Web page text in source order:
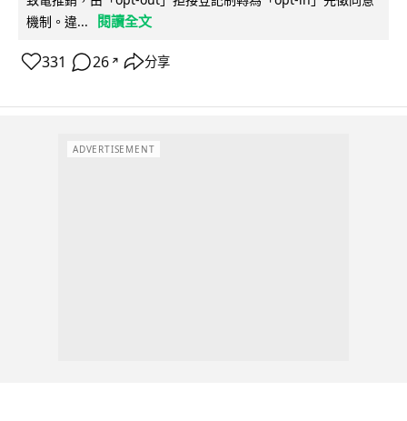
機制。違...
閱讀全文
331 26 ↗ 分享
ADVERTISEMENT